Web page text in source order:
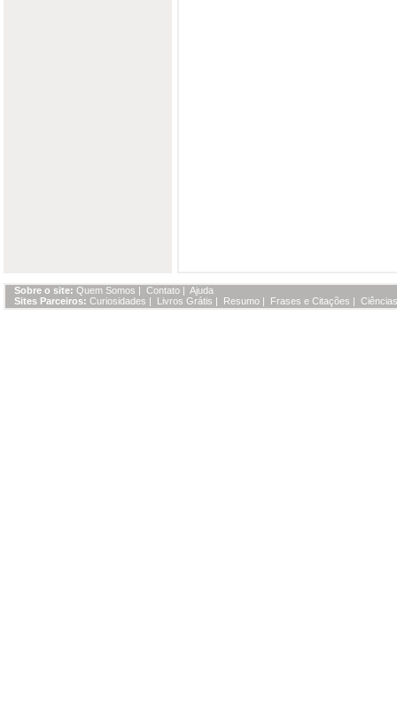
Sobre o site: Quem Somos | Contato | Ajuda
Sites Parceiros: Curiosidades | Livros Grátis | Resumo | Frases e Citações |